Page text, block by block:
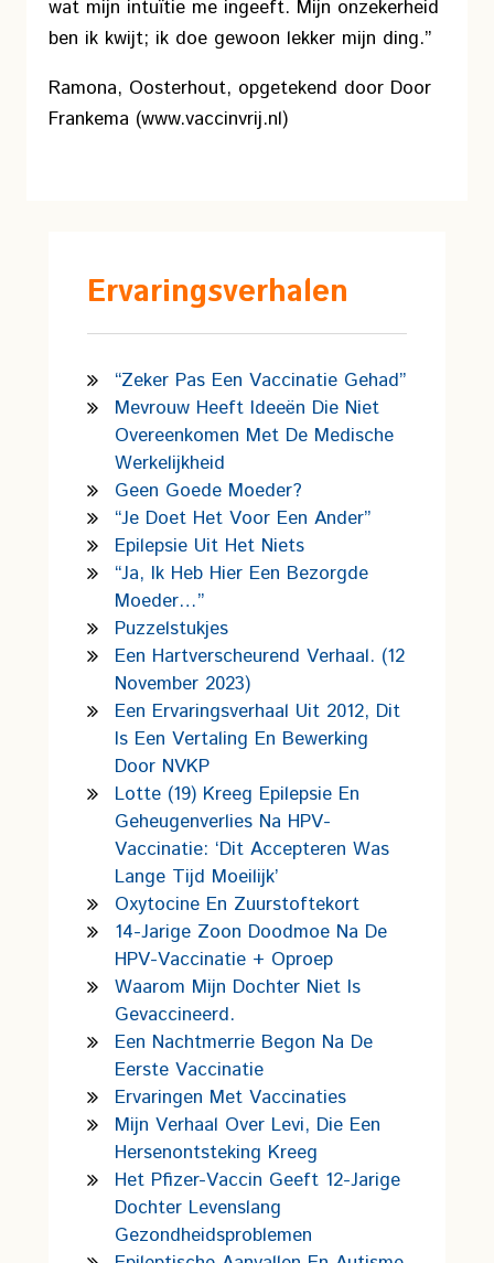
Ervaringsverhalen
“Zeker Pas Een Vaccinatie Gehad”
Mevrouw Heeft Ideeën Die Niet
Overeenkomen Met De Medische
Werkelijkheid
Geen Goede Moeder?
“Je Doet Het Voor Een Ander”
Epilepsie Uit Het Niets
“Ja, Ik Heb Hier Een Bezorgde
Moeder…”
Puzzelstukjes
Een Hartverscheurend Verhaal. (12
November 2023)
Een Ervaringsverhaal Uit 2012, Dit
Is Een Vertaling En Bewerking
Door NVKP
Lotte (19) Kreeg Epilepsie En
Geheugenverlies Na HPV-
Vaccinatie: ‘Dit Accepteren Was
Lange Tijd Moeilijk’
Oxytocine En Zuurstoftekort
14-Jarige Zoon Doodmoe Na De
HPV-Vaccinatie + Oproep
Waarom Mijn Dochter Niet Is
Gevaccineerd.
Een Nachtmerrie Begon Na De
Eerste Vaccinatie
Ervaringen Met Vaccinaties
Mijn Verhaal Over Levi, Die Een
Hersenontsteking Kreeg
Het Pfizer-Vaccin Geeft 12-Jarige
Dochter Levenslang
Gezondheidsproblemen
wat mijn intuïtie me ingeeft. Mijn onzekerheid
ben ik kwijt; ik doe gewoon lekker mijn ding.”
Ramona, Oosterhout, opgetekend door Door
Frankema (www.vaccinvrij.nl)